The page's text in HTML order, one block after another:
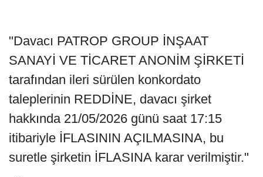
"Davacı PATROP GROUP İNŞAAT
SANAYİ VE TİCARET ANONİM ŞİRKETİ
tarafından ileri sürülen konkordato
taleplerinin REDDİNE, davacı şirket
hakkında 21/05/2026 günü saat 17:15
itibariyle İFLASININ AÇILMASINA, bu
suretle şirketin İFLASINA karar verilmiştir."